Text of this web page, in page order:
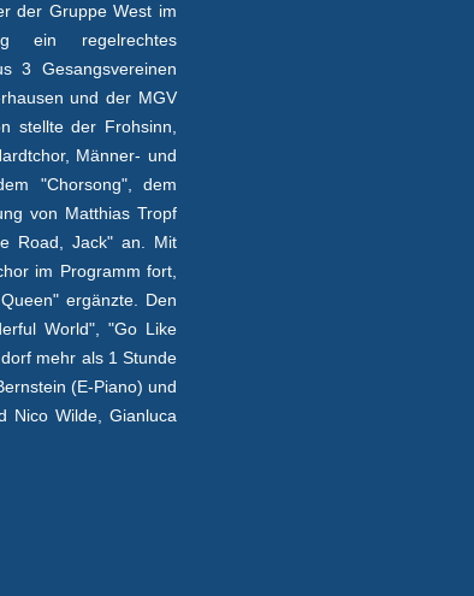
der Gruppe West im
ein regelrechtes
3 Gesangsvereinen
und der MGV
stellte der Frohsinn,
Männer- und
"Chorsong", dem
von Matthias Tropf
Road, Jack" an. Mit
im Programm fort,
ergänzte. Den
World", "Go Like
mehr als 1 Stunde
(E-Piano) und
Nico Wilde, Gianluca